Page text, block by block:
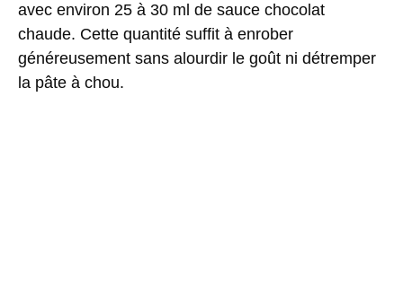
avec environ 25 à 30 ml de sauce chocolat
chaude. Cette quantité suffit à enrober
généreusement sans alourdir le goût ni détremper
la pâte à chou.